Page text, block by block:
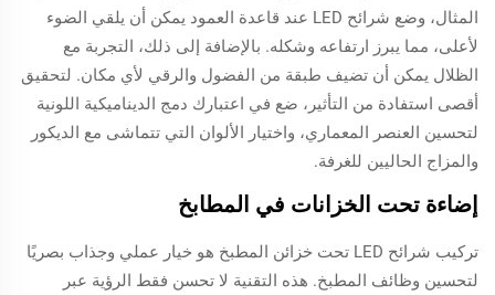
المثال، وضع شرائح LED عند قاعدة العمود يمكن أن يلقي الضوء
لأعلى، مما يبرز ارتفاعه وشكله. بالإضافة إلى ذلك، التجربة مع
الظلال يمكن أن تضيف طبقة من الفضول والرقي لأي مكان. لتحقيق
أقصى استفادة من التأثير، ضع في اعتبارك دمج الديناميكية اللونية
لتحسين العنصر المعماري، واختيار الألوان التي تتماشى مع الديكور
والمزاج الحاليين للغرفة.
إضاءة تحت الخزانات في المطابخ
تركيب شرائح LED تحت خزائن المطبخ هو خيار عملي وجذاب بصريًا
لتحسين وظائف المطبخ. هذه التقنية لا تحسن فقط الرؤية عبر